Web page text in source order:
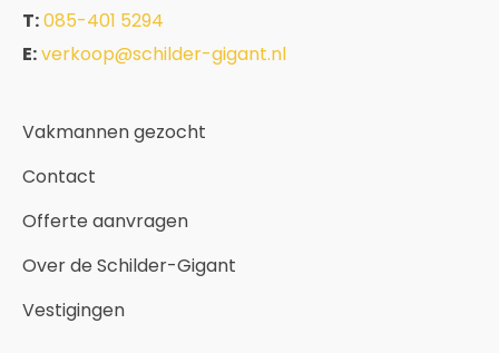
T:085-401 5294
E:verkoop@schilder-gigant.nl
Vakmannen gezocht
Contact
Offerte aanvragen
Over de Schilder-Gigant
Vestigingen